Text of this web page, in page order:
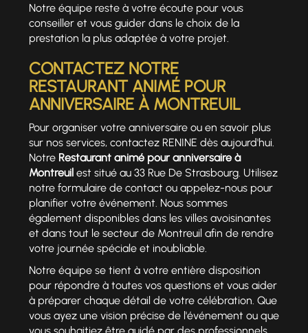
Notre équipe reste à votre écoute pour vous
conseiller et vous guider dans le choix de la
prestation la plus adaptée à votre projet.
CONTACTEZ NOTRE
RESTAURANT ANIMÉ POUR
ANNIVERSAIRE À MONTREUIL
Pour organiser votre anniversaire ou en savoir plus
sur nos services, contactez RENINE dès aujourd'hui.
Notre Restaurant animé pour anniversaire à
Montreuilest situé au 33 Rue De Strasbourg. Utilisez
notre formulaire de contact ou appelez-nous pour
planifier votre événement. Nous sommes
également disponibles dans les villes avoisinantes
et dans tout le secteur de Montreuil afin de rendre
votre journée spéciale et inoubliable.
Notre équipe se tient à votre entière disposition
pour répondre à toutes vos questions et vous aider
à préparer chaque détail de votre célébration. Que
vous ayez une vision précise de l'événement ou que
vous souhaitiez être guidé par des professionnels